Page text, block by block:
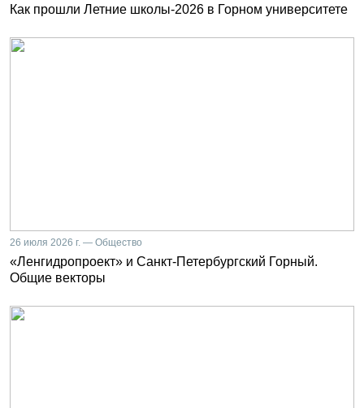
Как прошли Летние школы-2026 в Горном университете
26 июля 2026 г. — Общество
«Ленгидропроект» и Санкт-Петербургский Горный.
Общие векторы